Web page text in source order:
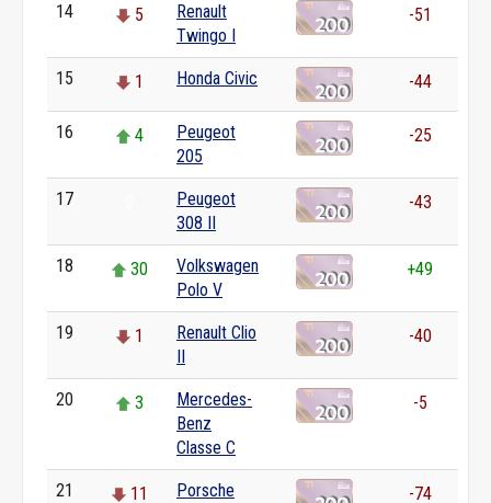
14 5
Renault
Twingo I
-51
15 1 Honda Civic -44
16 4
Peugeot
205
-25
17
Peugeot
308 II
-43
18 30
Volkswagen
Polo V
+49
19 1
Renault Clio
II
-40
20 3
Mercedes-
Benz
Classe C
-5
21 11
Porsche
-74